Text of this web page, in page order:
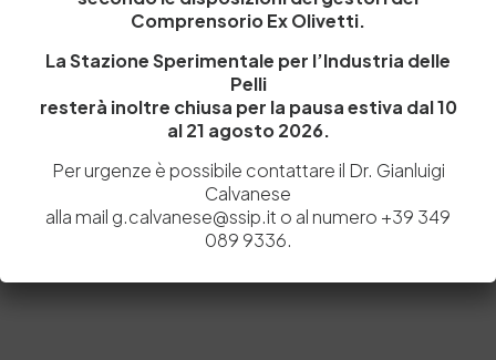
31◊ Letture presso la Biblioteca della Stazione
Sperimentale Pelli ◊ Autore: Professore Luigi Nicolais,
by Admin_dev2 0 0
Comprensorio Ex Olivetti.
La Stazione Sperimentale per l’Industria delle
Pelli
resterà inoltre chiusa per la pausa estiva dal 10
al 21 agosto 2026.
Per urgenze è possibile contattare il Dr. Gianluigi
Calvanese
alla mail g.calvanese@ssip.it o al numero +39 349
089 9336.